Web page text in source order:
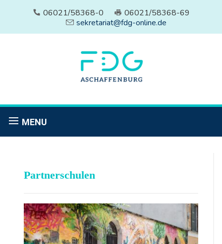
06021/58368-0
06021/58368-69
sekretariat@fdg-online.de
MENU
Partnerschulen